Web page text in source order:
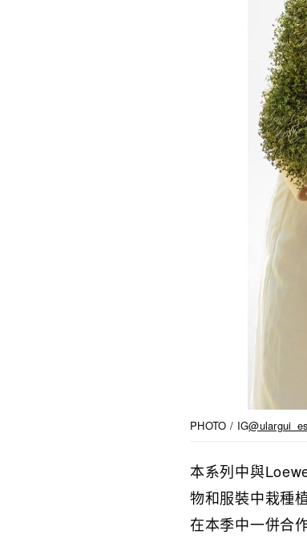
PHOTO / IG
本系列中與
物和服裝中栽種
在本季中一併合